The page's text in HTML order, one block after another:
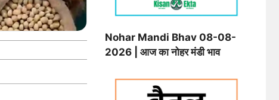
Nohar Mandi Bhav 08-08-
2026 | आज का नोहर मंडी भाव